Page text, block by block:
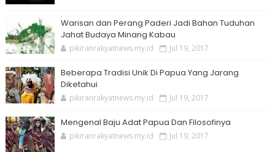
Warisan dan Perang Paderi Jadi Bahan Tuduhan
Jahat Budaya Minang Kabau
pikiranrakyatnews.my.id Jul 19, 2017
Beberapa Tradisi Unik Di Papua Yang Jarang
Diketahui
pikiranrakyatnews.my.id Jul 19, 2017
Mengenal Baju Adat Papua Dan Filosofinya
pikiranrakyatnews.my.id Jul 19, 2017